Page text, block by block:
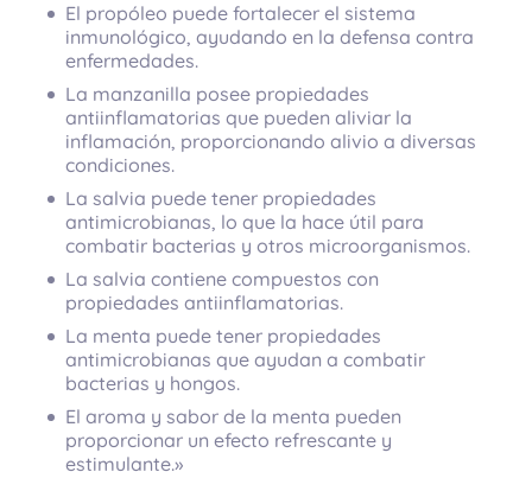
El propóleo puede fortalecer el sistema
inmunológico, ayudando en la defensa contra
enfermedades.
La manzanilla posee propiedades
antiinflamatorias que pueden aliviar la
inflamación, proporcionando alivio a diversas
condiciones.
La salvia puede tener propiedades
antimicrobianas, lo que la hace útil para
combatir bacterias y otros microorganismos.
La salvia contiene compuestos con
propiedades antiinflamatorias.
La menta puede tener propiedades
antimicrobianas que ayudan a combatir
bacterias y hongos.
El aroma y sabor de la menta pueden
proporcionar un efecto refrescante y
estimulante.»